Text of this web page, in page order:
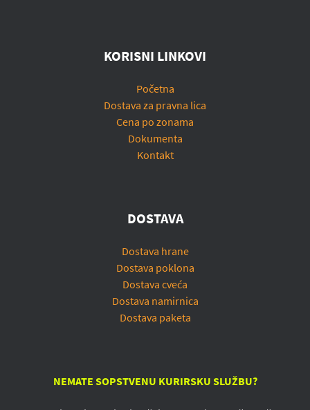
KORISNI LINKOVI
Početna
Dostava za pravna lica
Cena po zonama
Dokumenta
Kontakt
DOSTAVA
Dostava hrane
Dostava poklona
Dostava cveća
Dostava namirnica
Dostava paketa
NEMATE SOPSTVENU KURIRSKU SLUŽBU?